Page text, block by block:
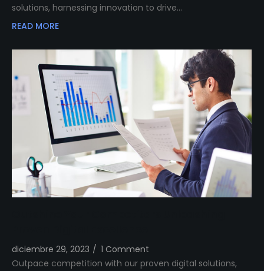
solutions, harnessing innovation to drive…
READ MORE
diciembre 29, 2023 / 1 Comment
Outpace competition with our proven digital solutions,